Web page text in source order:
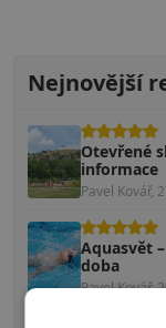
Nejnovější
Otevřené
informace
Pavel Kovář,
Aquasvět
doba
Pavel Kovář,